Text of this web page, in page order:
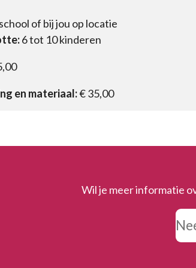
of bij jou op locatie
6 tot 10 kinderen
en materiaal:€ 35,00
Wil je meer informatie